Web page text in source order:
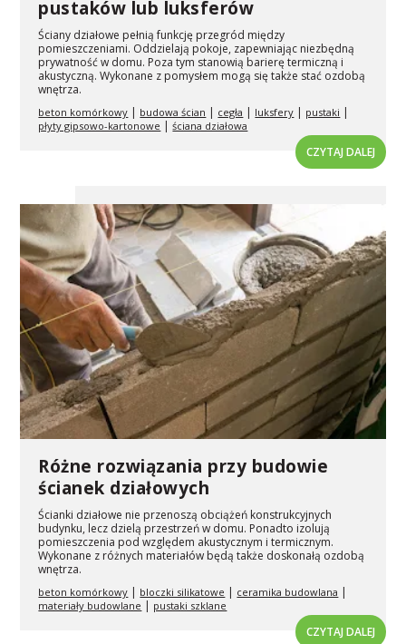
pustaków lub luksferów
Ściany działowe pełnią funkcję przegród między
pomieszczeniami. Oddzielają pokoje, zapewniając niezbędną
prywatność w domu. Poza tym stanowią barierę termiczną i
akustyczną. Wykonane z pomysłem mogą się także stać ozdobą
wnętrza.
beton komórkowy | budowa ścian | cegła | luksfery | pustaki |
płyty gipsowo-kartonowe |ściana działowa
CZYTAJ DALEJ
Różne rozwiązania przy budowie
ścianek działowych
Ścianki działowe nie przenoszą obciążeń konstrukcyjnych
budynku, lecz dzielą przestrzeń w domu. Ponadto izolują
pomieszczenia pod względem akustycznym i termicznym.
Wykonane z różnych materiałów będą także doskonałą ozdobą
wnętrza.
beton komórkowy | bloczki silikatowe | ceramika budowlana |
materiały budowlane | pustaki szklane
CZYTAJ DALEJ